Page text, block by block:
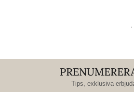
Tips, exklusiva